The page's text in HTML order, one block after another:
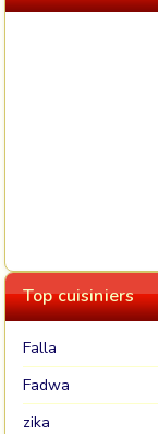
Top cuisiniers
Falla
Fadwa
zika